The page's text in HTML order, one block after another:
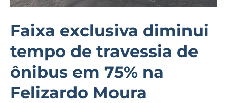
Faixa exclusiva diminui
tempo de travessia de
ônibus em 75% na
Felizardo Moura
na
Moura